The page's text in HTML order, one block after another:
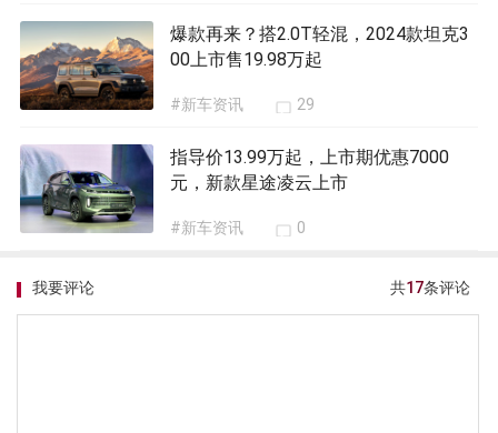
爆款再来？搭2.0T轻混，2024款坦克3
00上市售19.98万起
#新车资讯 29
指导价13.99万起，上市期优惠7000
元，新款星途凌云上市
#新车资讯 0
共17条评论
我要评论